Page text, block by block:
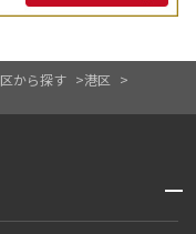
区から探す
港区
開閉